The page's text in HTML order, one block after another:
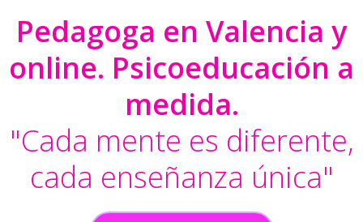
Pedagoga en Valencia y
online. Psicoeducación a
medida.
"Cada mente es diferente,
cada enseñanza única"